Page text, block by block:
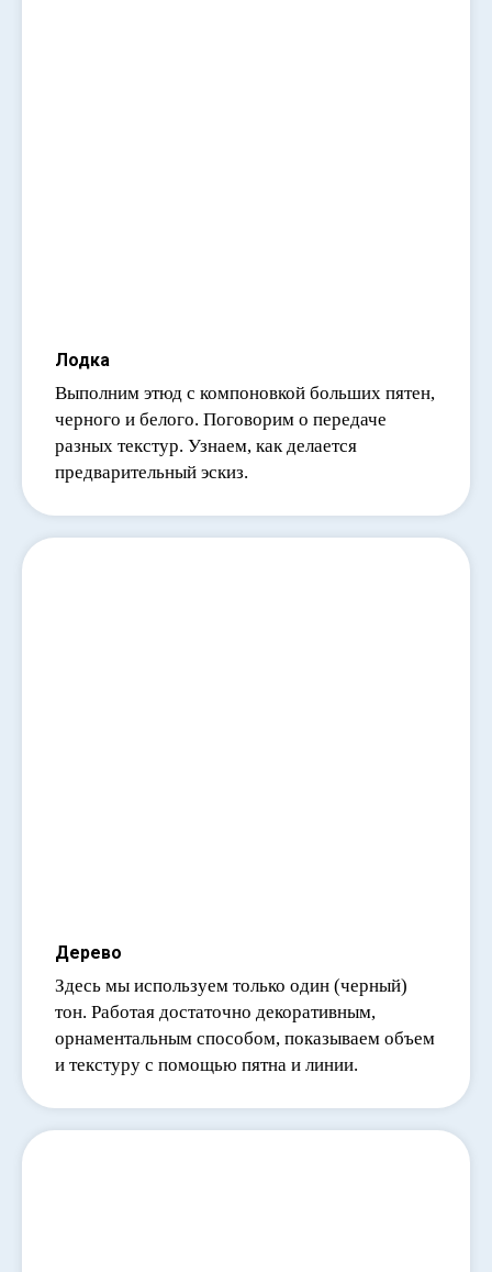
Лодка
Выполним этюд с компоновкой больших пятен,
черного и белого. Поговорим о передаче
разных текстур. Узнаем, как делается
предварительный эскиз.
Дерево
Здесь мы используем только один (черный)
тон. Работая достаточно декоративным,
орнаментальным способом, показываем объем
и текстуру с помощью пятна и линии.